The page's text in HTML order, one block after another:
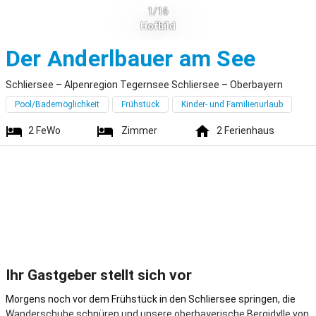
1/16
Hofbild
Der Anderlbauer am See
Schliersee – Alpenregion Tegernsee Schliersee – Oberbayern
Pool/Bademöglichkeit Frühstück Kinder- und Familienurlaub
2 FeWo Zimmer 2 Ferienhaus
Ihr Gastgeber stellt sich vor
Morgens noch vor dem Frühstück in den Schliersee springen, die